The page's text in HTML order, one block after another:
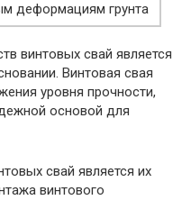
деформациям грунта
винтовых свай является
Винтовая свая
уровня прочности,
основой для
свай является их
винтового